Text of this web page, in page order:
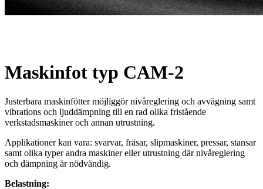
Maskinfot typ CAM-2
Justerbara maskinfötter möjliggör nivåreglering och avvägning samt
vibrations och ljuddämpning till en rad olika fristående
verkstadsmaskiner och annan utrustning.
Applikationer kan vara: svarvar, fräsar, slipmaskiner, pressar, stansar
samt olika typer andra maskiner eller utrustning där nivåreglering
och dämpning är nödvändig.
Belastning: